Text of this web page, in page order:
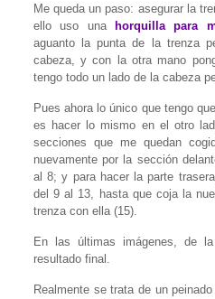
Me queda un paso: asegurar la
ello uso una horquilla para
aguanto la punta de la trenza
cabeza, y con la otra mano
tengo todo un lado de la cabeza
Pues ahora lo único que tengo
es hacer lo mismo en el otro
secciones que me quedan
nuevamente por la sección
al 8; y para hacer la parte
del 9 al 13, hasta que coja la
trenza con ella (15).
En las últimas imágenes, de
resultado final.
Realmente se trata de un